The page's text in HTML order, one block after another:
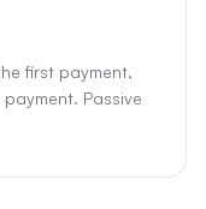
first payment,
Passive